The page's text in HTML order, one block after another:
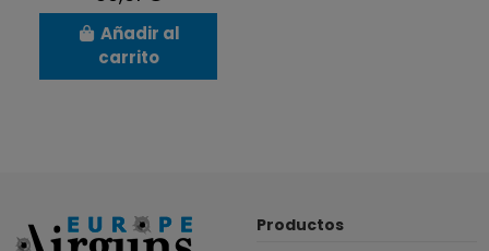
Añadir al
carrito
Productos